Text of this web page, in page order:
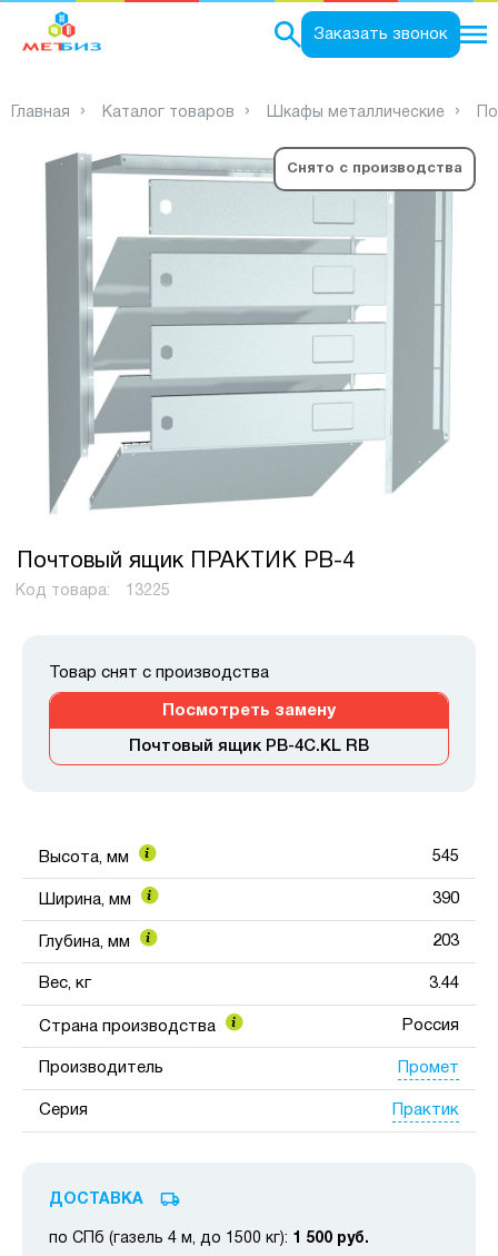
Заказать звонок
Главная Каталог товаров Шкафы металлические
Снято с производства
Почтовый ящик ПРАКТИК PB-4
Код товара: 13225
Товар снят с производства
Посмотреть замену
Почтовый ящик PB-4C.KL RВ
Высота, мм 545
Ширина, мм 390
Глубина, мм 203
Вес, кг 3.44
Страна производства Россия
Производитель Промет
Серия Практик
ДОСТАВКА
по СПб (газель 4 м, до 1500 кг): 1 500 руб.